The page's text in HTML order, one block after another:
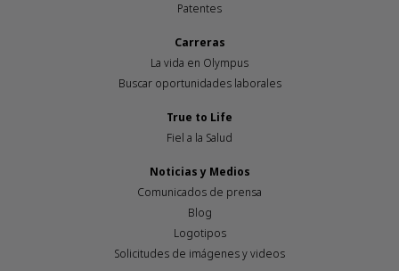
Patentes
Carreras
La vida en Olympus
Buscar oportunidades laborales
True to Life
Fiel a la Salud
Noticias y Medios
Comunicados de prensa
Blog
Logotipos
Solicitudes de imágenes y videos